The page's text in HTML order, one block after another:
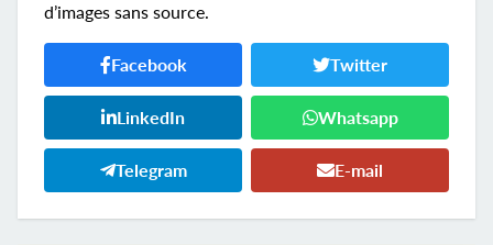
d’images sans source.
Facebook Twitter
LinkedIn Whatsapp
Telegram E-mail